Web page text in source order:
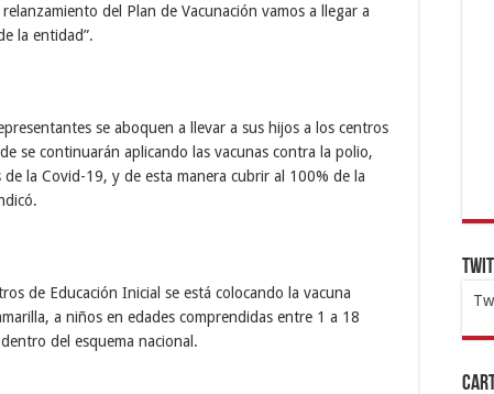
del Plan de Vacunación vamos a llegar a
la entidad”.
se aboquen a llevar a sus hijos a los centros
se continuarán aplicando las vacunas contra la polio,
la Covid-19, y de esta manera cubrir al 100% de la
de Educación Inicial se está colocando la vacuna
a niños en edades comprendidas entre 1 a 18
del esquema nacional.